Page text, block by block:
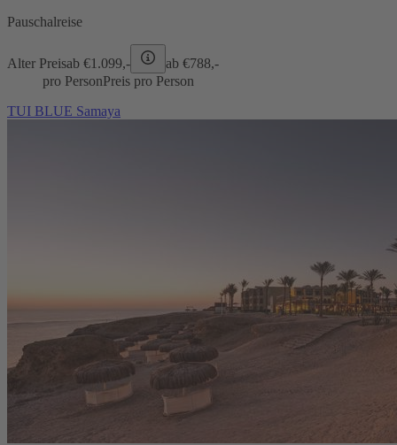
Pauschalreise
Alter Preisab €1.099,- ab €788,-
pro PersonPreis pro Person
TUI BLUE Samaya